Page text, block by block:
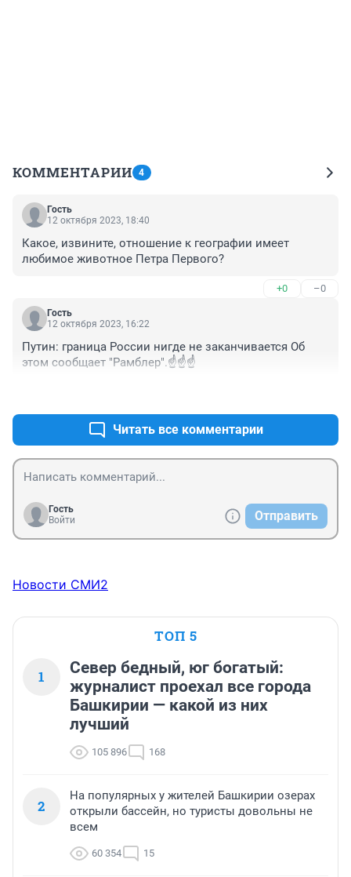
КОММЕНТАРИИ 4
Гость
12 октября 2023, 18:40
Какое, извините, отношение к географии имеет
любимое животное Петра Первого?
+0 –0
Гость
12 октября 2023, 16:22
Путин: граница России нигде не заканчивается Об
этом сообщает "Рамблер".☝️☝️☝️
Читать все комментарии
Гость
Войти
Отправить
Новости СМИ2
ТОП 5
1
Север бедный, юг богатый:
журналист проехал все города
Башкирии — какой из них
лучший
105 896 168
2
На популярных у жителей Башкирии озерах
открыли бассейн, но туристы довольны не
всем
60 354 15